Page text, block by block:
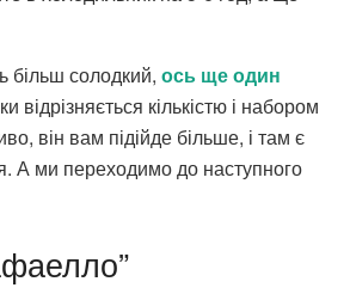
більш солодкий, ось ще один
відрізняється кількістю і набором
він вам підійде більше, і там є
А ми переходимо до наступного